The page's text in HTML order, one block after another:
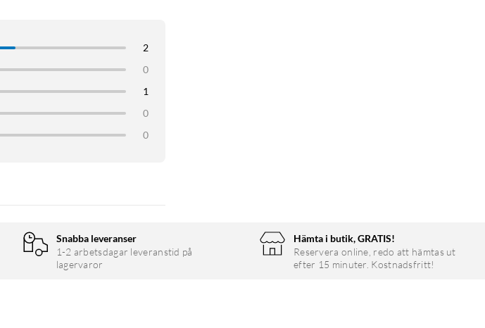
2
0
1
0
0
Snabba leveranser
1-2 arbetsdagar leveranstid på
lagervaror
Hämta i butik, GRATIS!
Reservera online, redo att hämtas ut
efter 15 minuter. Kostnadsfritt!